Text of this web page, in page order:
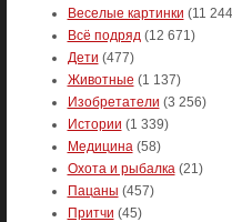
Веселые картинки (11
Всё подряд(12 671)
Дети (477)
Животные (1 137)
Изобретатели (3 256)
Истории (1 339)
Медицина(58)
Охота и рыбалка(21)
Пацаны (457)
Притчи (45)